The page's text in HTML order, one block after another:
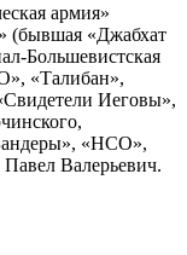
армия»
«Джабхат
Большевистская
«Талибан»,
Иеговы»,
«НСО»,
Валерьевич.